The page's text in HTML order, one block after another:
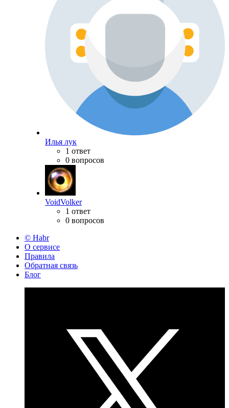
Илья лук
1 ответ
0 вопросов
VoidVolker
1 ответ
0 вопросов
© Habr
О сервисе
Правила
Обратная связь
Блог